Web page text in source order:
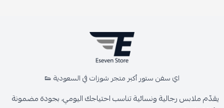
اي سفن ستور أكبر متجر شوزات في السعودية 👟
يقدّم ملابس رجالية ونسائية تناسب احتياجك اليومي، بجودة مضمونة